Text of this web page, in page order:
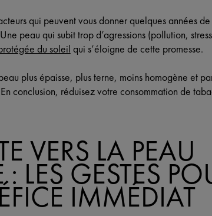
qui peuvent vous donner quelques années
peau qui subit trop d’agressions (pollution,
du soleil qui s’éloigne de cette promesse.
plus épaisse, plus terne, moins homogène et
conclusion, réduisez votre consommation de
VERS LA PEAU
: LES GESTES
IMMÉDIAT